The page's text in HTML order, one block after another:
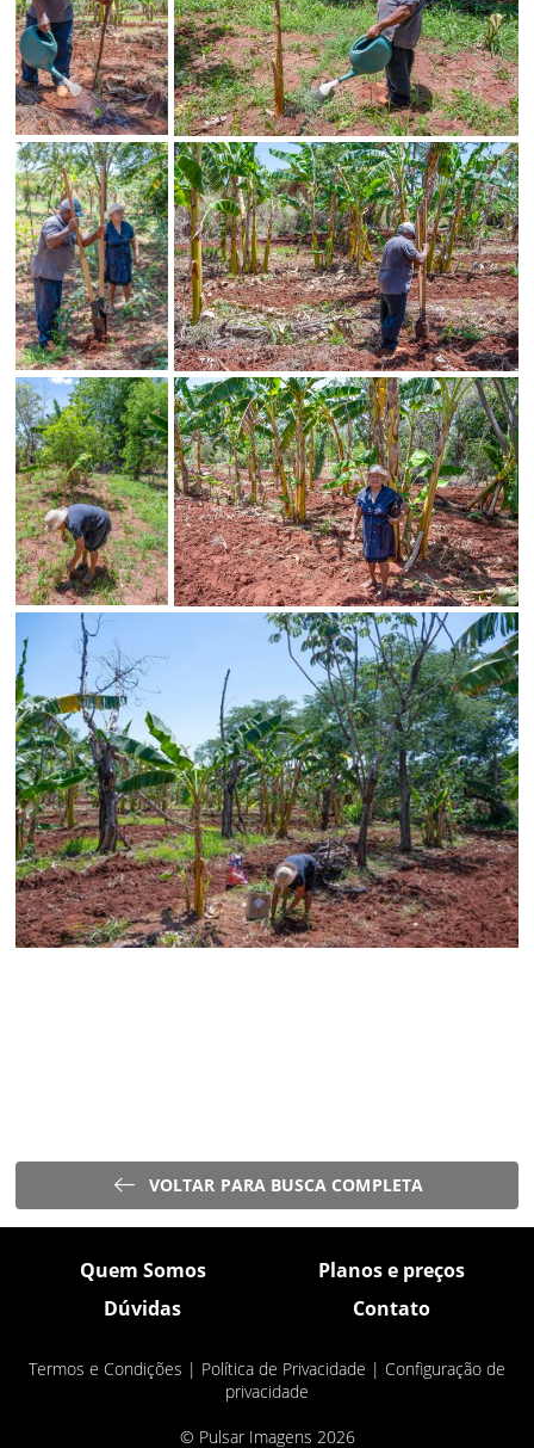
VOLTAR PARA BUSCA COMPLETA
Quem Somos
Planos e preços
Dúvidas
Contato
Termos e Condições | Política de Privacidade | Configuração de
privacidade
© Pulsar Imagens 2026